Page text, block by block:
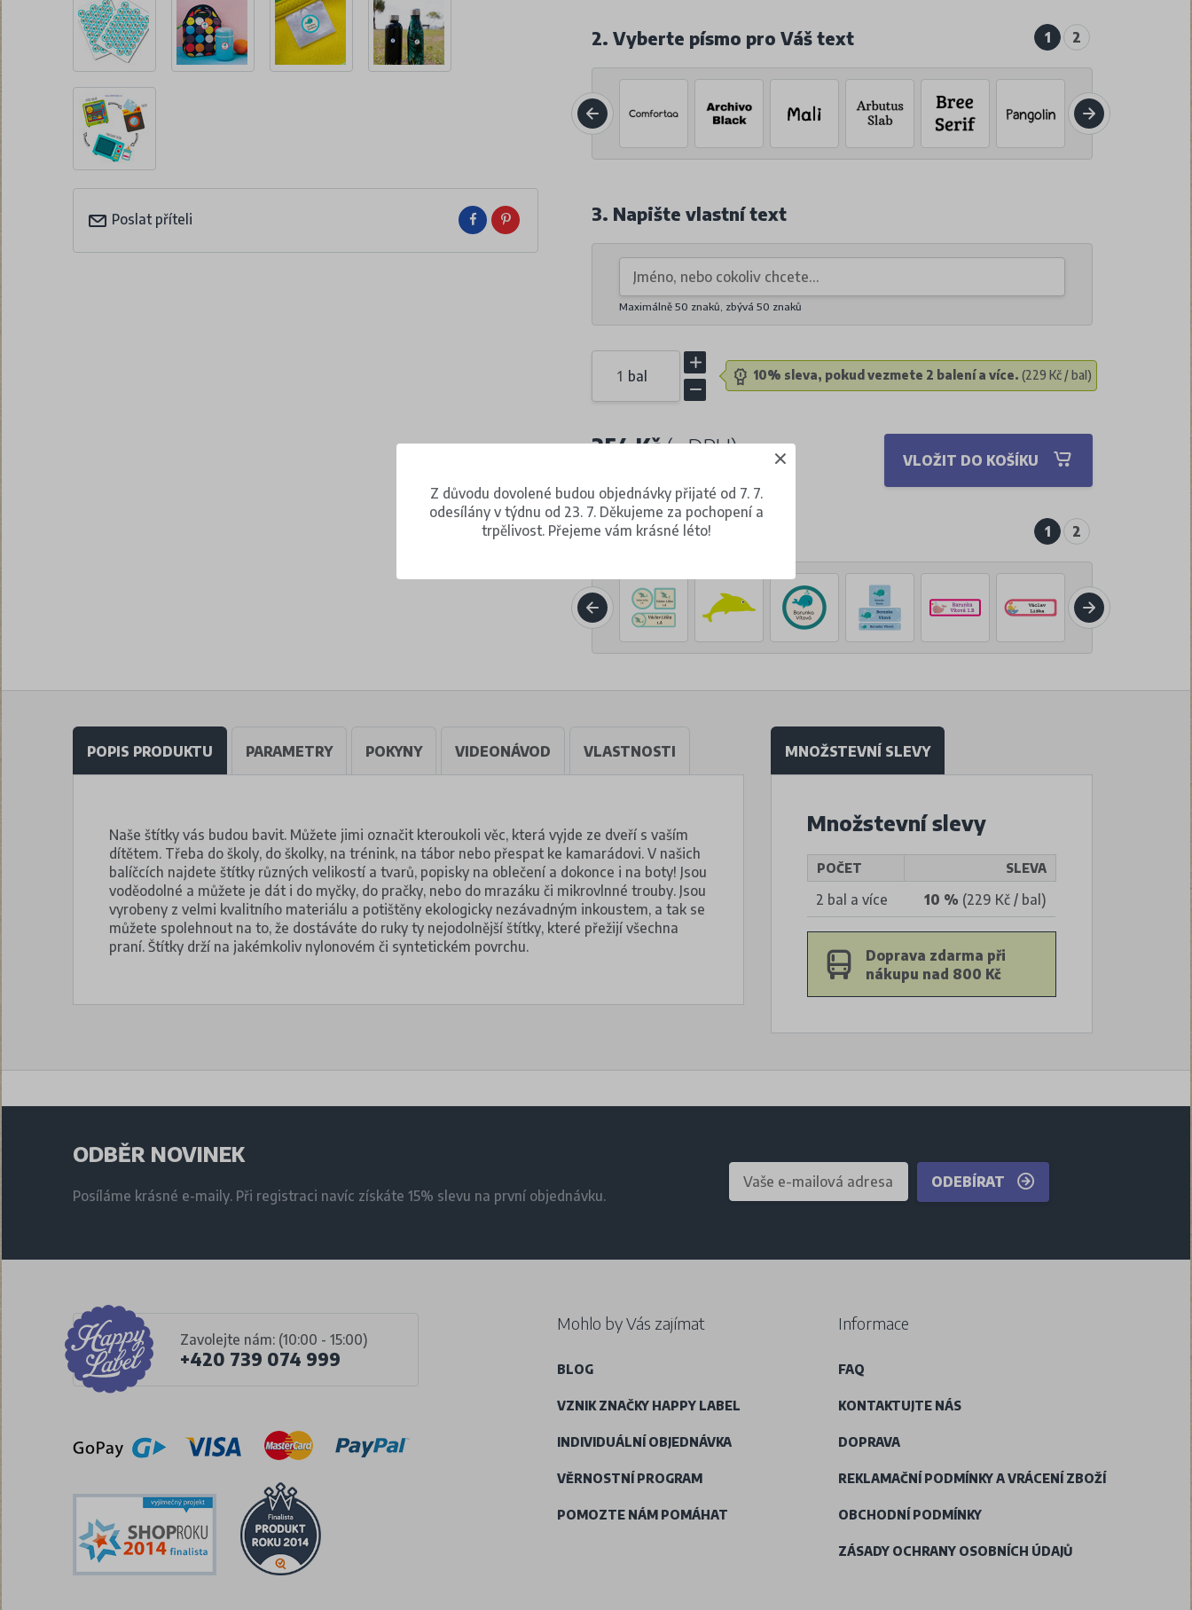
Poslat příteli
2. Vyberte písmo pro Váš text 1 2
3. Napište vlastní text
Maximálně 50 znaků, zbývá 50 znaků
bal 10% sleva, pokud vezmete 2 balení a více. (229 Kč / bal)
254 Kč(s DPH)
VLOŽIT DO KOŠÍKU
Volba jiného motivu 1 2
POPIS PRODUKTU PARAMETRY POKYNY VIDEONÁVOD VLASTNOSTI
Naše štítky vás budou bavit. Můžete jimi označit kteroukoli věc, která vyjde ze dveří s vaším
dítětem. Třeba do školy, do školky, na trénink, na tábor nebo přespat ke kamarádovi. V našich
balíčcích najdete štítky různých velikostí a tvarů, popisky na oblečení a dokonce i na boty! Jsou
voděodolné a můžete je dát i do myčky, do pračky, nebo do mrazáku či mikrovlnné trouby. Jsou
vyrobeny z velmi kvalitního materiálu a potištěny ekologicky nezávadným inkoustem, a tak se
můžete spolehnout na to, že dostáváte do ruky ty nejodolnější štítky, které přežijí všechna
praní. Štítky drží na jakémkoliv nylonovém či syntetickém povrchu.
MNOŽSTEVNÍ SLEVY
Množstevní slevy
POČET SLEVA
2 bal a více 10 % (229 Kč / bal)
Doprava zdarma při
nákupu nad 800 Kč
ODBĚR NOVINEK
Posíláme krásné e-maily. Při registraci navíc získáte 15% slevu na první objednávku.
ODEBÍRAT
Zavolejte nám: (10:00 - 15:00)
+420 739 074 999
Mohlo by Vás zajímat
BLOG
VZNIK ZNAČKY HAPPY LABEL
INDIVIDUÁLNÍ OBJEDNÁVKA
VĚRNOSTNÍ PROGRAM
POMOZTE NÁM POMÁHAT
Informace
FAQ
KONTAKTUJTE NÁS
DOPRAVA
REKLAMAČNÍ PODMÍNKY A VRÁCENÍ ZBOŽÍ
OBCHODNÍ PODMÍNKY
ZÁSADY OCHRANY OSOBNÍCH ÚDAJŮ
Z důvodu dovolené budou objednávky přijaté od 7. 7.
odesílány v týdnu od 23. 7. Děkujeme za pochopení a
trpělivost. Přejeme vám krásné léto!